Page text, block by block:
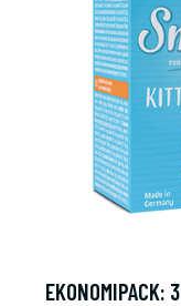
EKONOMIPACK: